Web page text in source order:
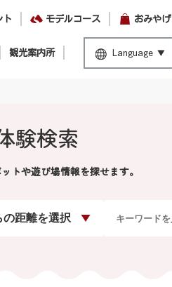
ト モデルコース おみやげ
観光案内所 Language
験検索
トや遊び場情報を探せます。
の距離を選択